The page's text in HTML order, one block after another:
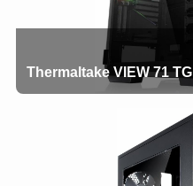
Thermaltake VIEW 71 TG